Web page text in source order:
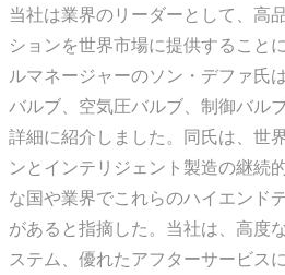
当社は業界のリーダーとして、高
ションを世界市場に提供すること
ルマネージャーのソン・デファ氏
バルブ、空気圧バルブ、制御バル
詳細に紹介しました。同氏は、世
ンとインテリジェント製造の継続
な国や業界でこれらのハイエンド
があると指摘した。当社は、高度
ステム、優れたアフターサービス